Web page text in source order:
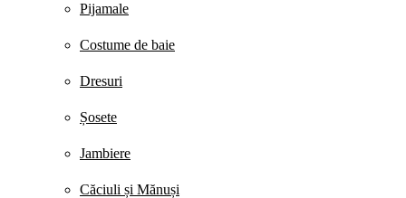
Pijamale
Costume de baie
Dresuri
Șosete
Jambiere
Căciuli și Mănuși